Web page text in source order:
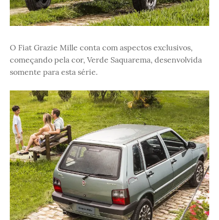
O Fiat Grazie Mille conta com aspectos exclusivos,
começando pela cor, Verde Saquarema, desenvolvida
somente para esta série.